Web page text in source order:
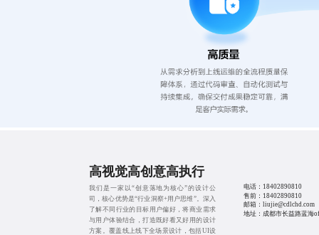
高视觉高创意高执行
我们是一家以“创意落地为核心”的设计公
司，核心优势是“行业洞察+用户思维”。深入
了解不同行业的目标用户偏好，将商业需求
与用户体验结合，打造既好看又好用的设计
方案。覆盖线上线下全场景设计，包括UI设
电话： 18402890810
售前： 18402890810
邮箱：liujie@cdlchd.com
地址：成都市长益路蓝海